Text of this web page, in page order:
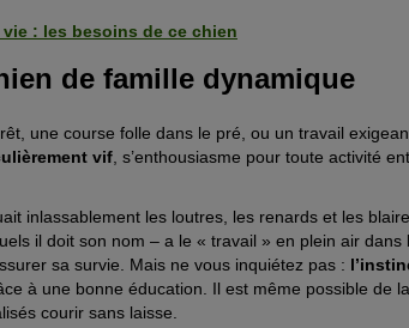
: les besoins de ce chien
de famille dynamique
une course folle dans le pré, ou un travail
vif , s’enthousiasme pour toute activité
inlassablement les loutres, les renards et les
il doit son nom – a le « travail » en plein air
sa survie. Mais ne vous inquiétez pas :
à une bonne éducation. Il est même possible de
courir sans laisse.